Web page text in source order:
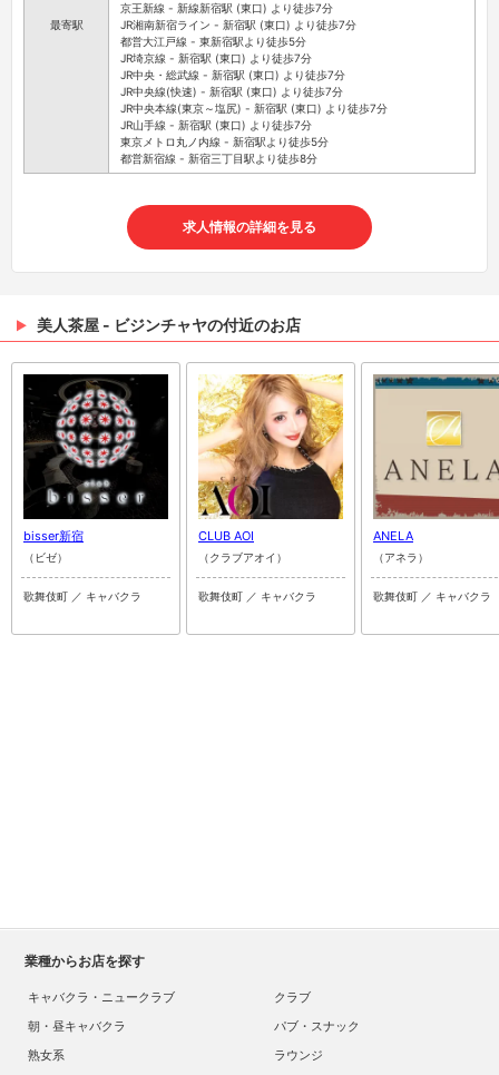
最寄駅
京王新線 - 新線新宿駅 (東口) より徒歩7分
JR湘南新宿ライン - 新宿駅 (東口) より徒歩7分
都営大江戸線 - 東新宿駅より徒歩5分
JR埼京線 - 新宿駅 (東口) より徒歩7分
JR中央・総武線 - 新宿駅 (東口) より徒歩7分
JR中央線(快速) - 新宿駅 (東口) より徒歩7分
JR中央本線(東京～塩尻) - 新宿駅 (東口) より徒歩7分
JR山手線 - 新宿駅 (東口) より徒歩7分
東京メトロ丸ノ内線 - 新宿駅より徒歩5分
都営新宿線 - 新宿三丁目駅より徒歩8分
求人情報の詳細を見る
美人茶屋 - ビジンチャヤの付近のお店
bisser新宿
（ビゼ）
歌舞伎町 ／ キャバクラ
CLUB AOI
（クラブアオイ）
歌舞伎町 ／ キャバクラ
ANELA
（アネラ）
歌舞伎町 ／ キャバクラ
業種からお店を探す
キャバクラ・ニュークラブ
クラブ
朝・昼キャバクラ
パブ・スナック
熟女系
ラウンジ